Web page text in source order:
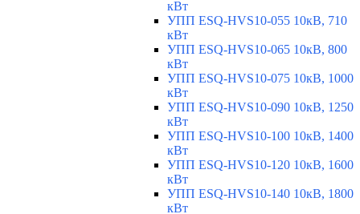
кВт
УПП ESQ-HVS10-055 10кВ, 710
кВт
УПП ESQ-HVS10-065 10кВ, 800
кВт
УПП ESQ-HVS10-075 10кВ, 1000
кВт
УПП ESQ-HVS10-090 10кВ, 1250
кВт
УПП ESQ-HVS10-100 10кВ, 1400
кВт
УПП ESQ-HVS10-120 10кВ, 1600
кВт
УПП ESQ-HVS10-140 10кВ, 1800
кВт